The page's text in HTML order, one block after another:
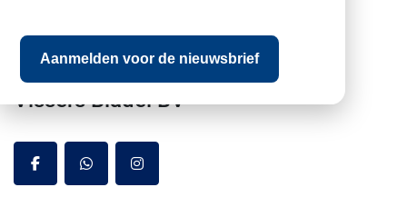
BTW nr: NL009502579B01
Vissers Bladel BV
facebookwhatsappinstagram
Aanmelden voor de nieuwsbrief